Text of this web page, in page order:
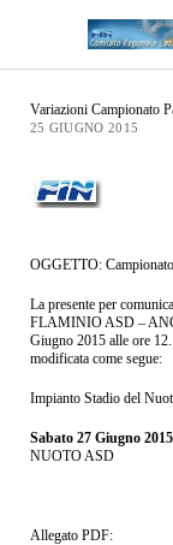
Variazioni Campionato
25 GIUGNO 2015
OGGETTO:
La presente per
FLAMINIO ASD –
Giugno 2015 alle ore
modificata come segue:
Impianto Stadio del
Sabato 27 Giugno
NUOTO ASD
Allegato PDF: